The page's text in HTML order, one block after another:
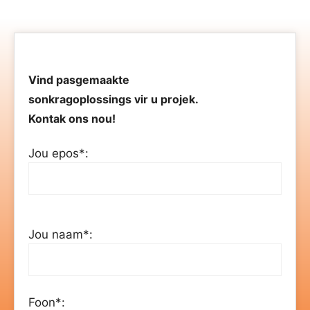
Vind pasgemaakte
sonkragoplossings vir u projek.
Kontak ons ​​nou!
Jou epos*:
Jou naam*:
Foon*: